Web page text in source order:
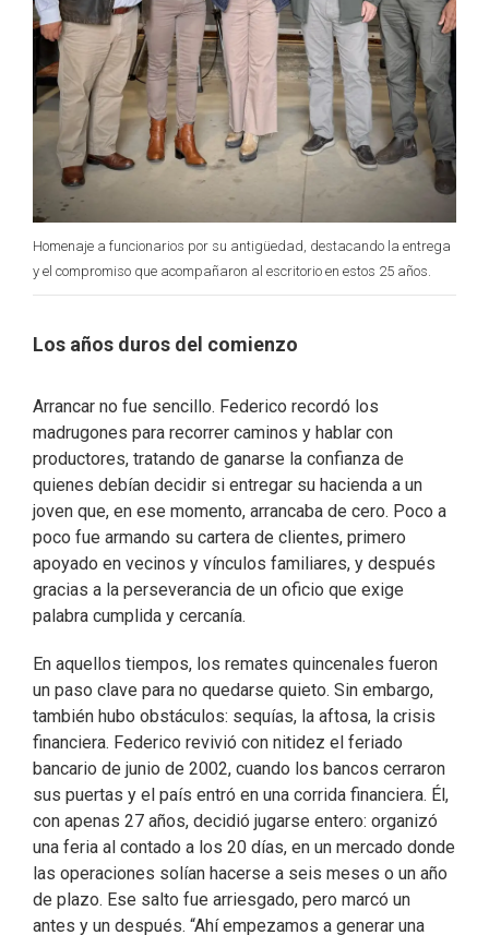
Homenaje a funcionarios por su antigüedad, destacando la entrega
y el compromiso que acompañaron al escritorio en estos 25 años.
Los años duros del comienzo
Arrancar no fue sencillo. Federico recordó los
madrugones para recorrer caminos y hablar con
productores, tratando de ganarse la confianza de
quienes debían decidir si entregar su hacienda a un
joven que, en ese momento, arrancaba de cero. Poco a
poco fue armando su cartera de clientes, primero
apoyado en vecinos y vínculos familiares, y después
gracias a la perseverancia de un oficio que exige
palabra cumplida y cercanía.
En aquellos tiempos, los remates quincenales fueron
un paso clave para no quedarse quieto. Sin embargo,
también hubo obstáculos: sequías, la aftosa, la crisis
financiera. Federico revivió con nitidez el feriado
bancario de junio de 2002, cuando los bancos cerraron
sus puertas y el país entró en una corrida financiera. Él,
con apenas 27 años, decidió jugarse entero: organizó
una feria al contado a los 20 días, en un mercado donde
las operaciones solían hacerse a seis meses o un año
de plazo. Ese salto fue arriesgado, pero marcó un
antes y un después. “Ahí empezamos a generar una